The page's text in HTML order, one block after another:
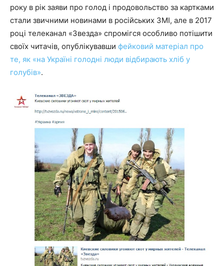
року в рік заяви про голод і продовольство за картками
стали звичними новинами в російських ЗМІ, але в 2017
році телеканал «Звезда» спромігся особливо потішити
своїх читачів, опублікувавши фейковий матеріал про
те, як «на Україні голодні люди відбирають хліб у
голубів».